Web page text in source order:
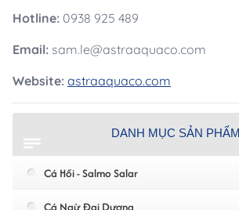
Hotline: 0938 925 489
Email: sam.le@astraaquaco.com
Website: astraaquaco.com
DANH MỤC SẢN PHẨM
Cá Hồi - Salmo Salar